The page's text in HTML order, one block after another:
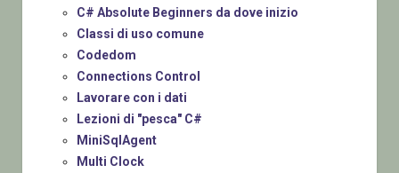
C# Absolute Beginners da dove inizio
Classi di uso comune
Codedom
Connections Control
Lavorare con i dati
Lezioni di "pesca" C#
MiniSqlAgent
Multi Clock